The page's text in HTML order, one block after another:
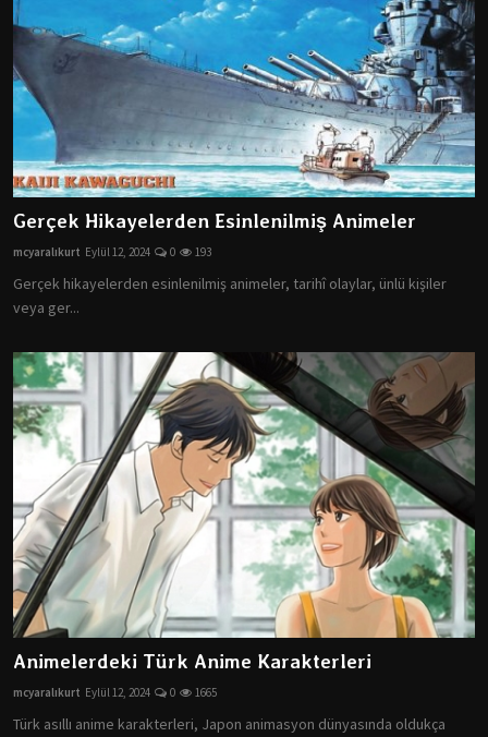
Gerçek Hikayelerden Esinlenilmiş Animeler
mcyaralıkurt Eylül 12, 2024 0 193
Gerçek hikayelerden esinlenilmiş animeler, tarihî olaylar, ünlü kişiler
veya ger...
Animelerdeki Türk Anime Karakterleri
mcyaralıkurt Eylül 12, 2024 0 1665
Türk asıllı anime karakterleri, Japon animasyon dünyasında oldukça